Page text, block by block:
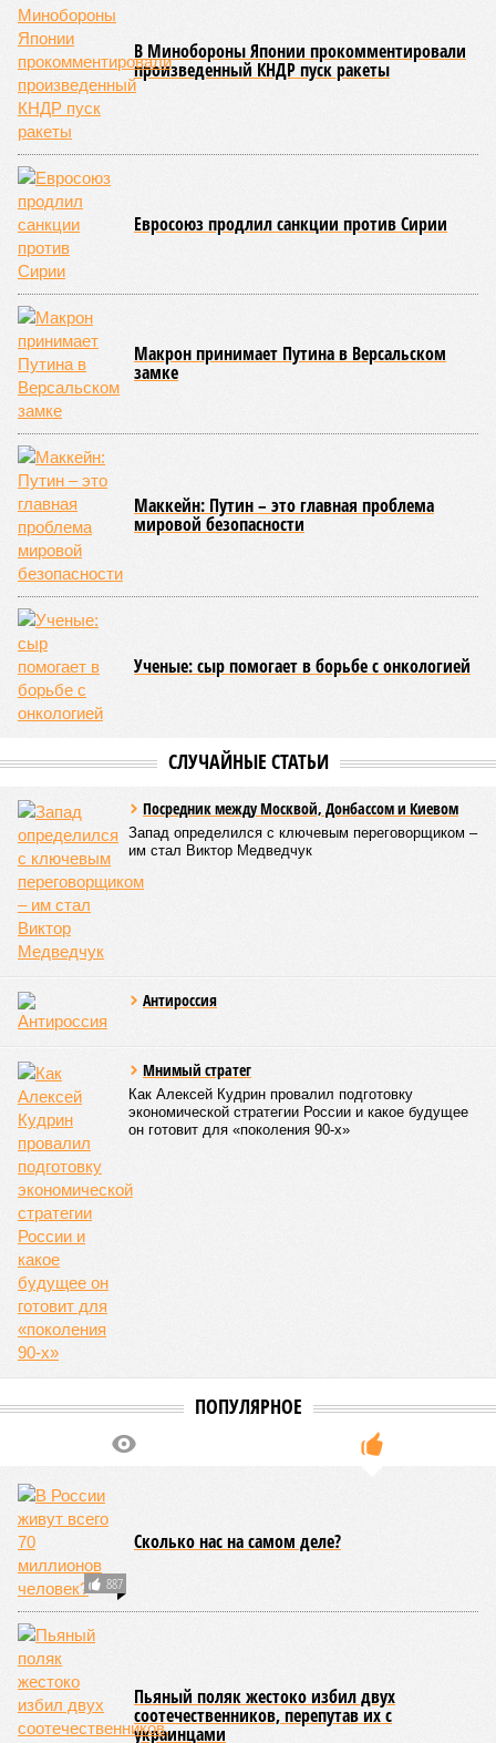
генетическом коде любой клетки организма (кроме
сперматозоидов и яйцеклеток), которые являются
неизбежным следствием деления клеток и происходят на
протяжении всей нашей жизни. Иногда они возникают под
воздействием внешних факторов, условно таких как
ультрафиолет, а иногда… это просто случается. Просто
«потому что». И учёные до сих пор бьются над загадкой
почему.
Некоторые мутации не слишком разрушительны, и клетка
может существовать в слегка изменённом виде. Другие же
приводят к катастрофическим изменениям внутри неё – и
она погибает.
присутствуют тысячи соматических мутаций. У
организма нет механики, которая позволила бы ему
вернуться и исправить повреждения, уже записанные в
геноме,– рассказывает
медицинской школы Гроссмана при Нью-Йоркском
университете.
накопившиеся повреждения снижают эффективность
работы клетки, а в некоторых случаях создают
предпосылки для развития рака»
. То есть получается, что,
какие бы антивозрастные процедуры вы ни проводили, как
бы ни пытались замедлить старение, устраняя его
причины, всё равно ничего не выйдет – мутации возьмут
своё.
Цифры
По данным за 2025 год, лидером по средней
продолжительности жизни из всех стран стало
учётом богатства и благополучия этого крохотного
оказывается, за Гонконгом. Если в Монако
большинство доживают до 87 лет, то в Гонконге – до
85 с копейками. «Бронза» за Японией – почти 85 лет.
Далее следуют Южная Корея, Швейцария и Австралия.
Средняя продолжительность жизни в России – 74,2
года, от лидеров рейтинга мы очень далеки. Впрочем,
Владимир Путин поставил задачу, чтобы к 2030 году
года. Как это будет выполняться, неизвестно.
Эта железная печень
В своём новейшем исследовании, опубликованном в NPJ
Aging, группа учёных из Сколковского института науки и
технологий во главе с доктором биологических наук
Екатериной Храмеевойподсчитала максимальный срок
жизни человека. Вернее, каким бы этот срок мог быть, если
исключить из уравнения все признаки старения, в том
числе и соматические мутации.
Итак, пишет в своей разошедшейся на многомиллионную
аудиторию публикации New York Post (почему, кстати, New
York Post, а не отечественные издания?), получилось, что
средним показателем было бы 1759 лет, а максимальным –
29 921 год. Неплохо: одному-единственному человеку
можно было бы застать сразу несколько концов света,
развитых цивилизаций. Но мы снова возвращаемся к
катастрофическим изменениям в ДНК, которые начисто
вычёркивают эти цифры из всех возможных вариантов
долголетия.
старения только соматические мутации сокращают
теоретическую среднюю продолжительность жизни с
1759 до 156 лет», – рассказываетЕвгений Ефимов
из ключевых авторов исследования, научный сотрудник
Центра био- и медицинских технологий Сколтеха и
научный сотрудник Института искусственного интеллекта
(AIRI).
Интересно, что некоторые ткани нашего организма более
устойчивы к соматическим мутациям, чем другие. В
частности, клетки печени: они с радостью заменят старые,